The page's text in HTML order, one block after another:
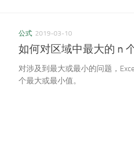
公式 2019-03-10
如何对区域中最大的 n
对涉及到最大或最小的问题，
个最大或最小值。